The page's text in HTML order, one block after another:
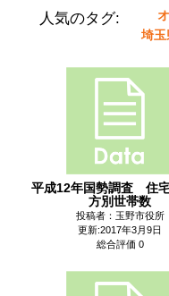
人気のタグ:
埼玉
平成12年国勢調査 住
方別世帯数
投稿者：玉野市役所
更新:2017年3月9日
総合評価 0